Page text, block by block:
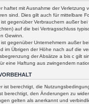
haftet mit Ausnahme der
sind. Dies gilt auch für mittelbare
gegenüber Verbrauchern außer
auf die bei Vertragsschluss
Gewinn.
gegenüber Unternehmern außer
im Übrigen der Höhe nach auf die
der Absätze a bis c gilt
eine Haftung aus zwingendem
ist berechtigt, die
berechtigt, den Änderungen zu
gelten als anerkannt und